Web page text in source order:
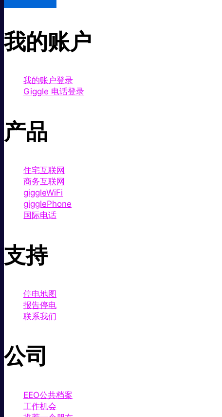
我的账户
我的账户登录
Giggle 电话登录
产品
住宅互联网
商务互联网
giggleWiFi
gigglePhone
国际电话
支持
停电地图
报告停电
联系我们
公司
EEO公共档案
工作机会